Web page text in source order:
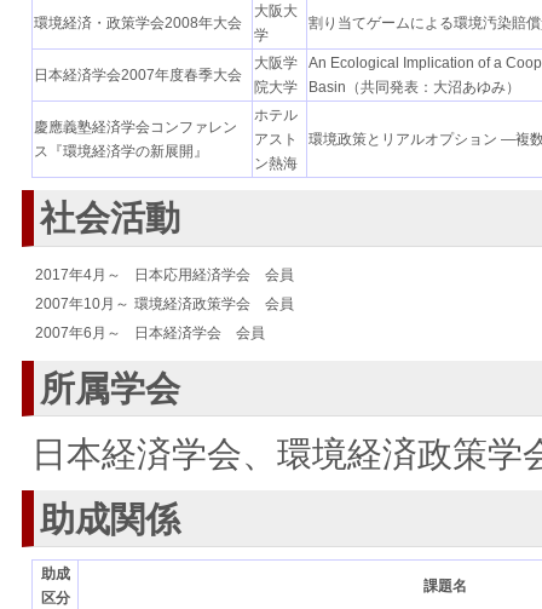
環境経済・政策学会2008年大会
大阪大
学
割り当てゲームによる環境汚染賠
日本経済学会2007年度春季大会
大阪学
院大学
An Ecological Implication of a
Basin（共同発表：大沼あゆみ）
慶應義塾経済学会コンファレン
ス『環境経済学の新展開』
ホテル
アスト
ン熱海
環境政策とリアルオプション ―複
社会活動
2017年4月～
日本応用経済学会 会員
2007年10月～ 環境経済政策学会 会員
2007年6月～
日本経済学会 会員
所属学会
日本経済学会、環境経済政策学
助成関係
助成
区分
課題名